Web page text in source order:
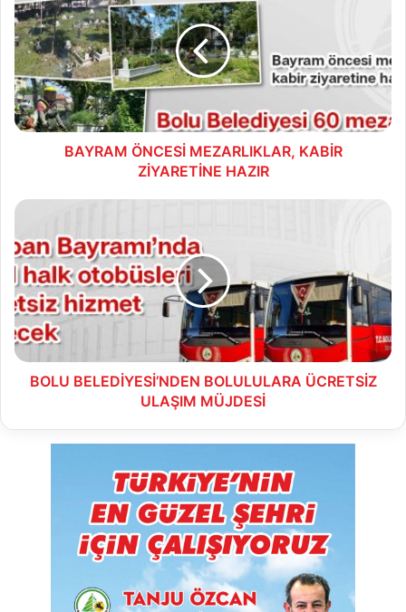
MEZARLIKLAR,
KABİR
ZİYARETİNE
HAZIR
BAYRAM ÖNCESİ MEZARLIKLAR, KABİR
ZİYARETİNE HAZIR
BOLU
BOLULULARA
ÜCRETSİZ
ULAŞIM
MÜJDESİ
BOLU BELEDİYESİ’NDEN BOLULULARA ÜCRETSİZ
ULAŞIM MÜJDESİ